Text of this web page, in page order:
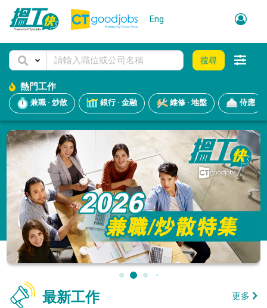
Eng
搜尋
熱門工作
兼職 · 炒散 銀行 · 金融 維修 · 地盤 侍應
最新工作 更多